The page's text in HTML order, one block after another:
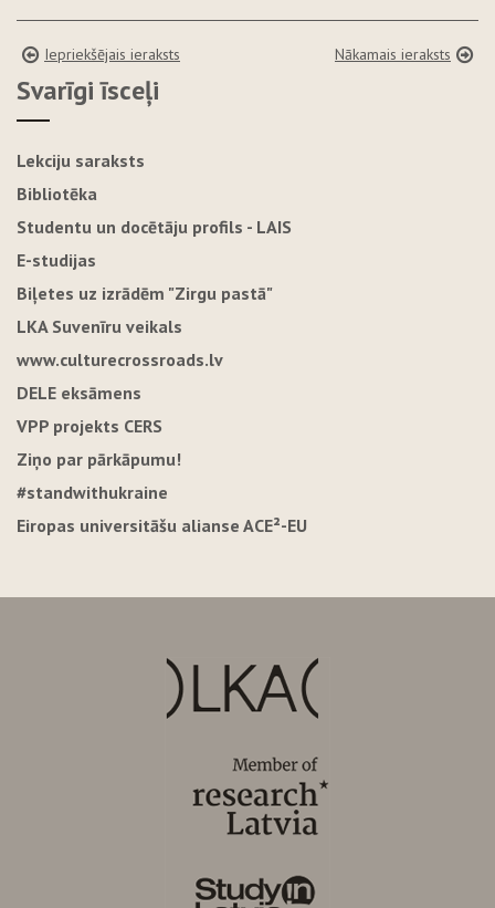
Iepriekšējais ieraksts Nākamais ieraksts
Svarīgi īsceļi
Lekciju saraksts
Bibliotēka
Studentu un docētāju profils - LAIS
E-studijas
Biļetes uz izrādēm "Zirgu pastā"
LKA Suvenīru veikals
www.culturecrossroads.lv
DELE eksāmens
VPP projekts CERS
Ziņo par pārkāpumu!
#standwithukraine
Eiropas universitāšu alianse ACE²-EU